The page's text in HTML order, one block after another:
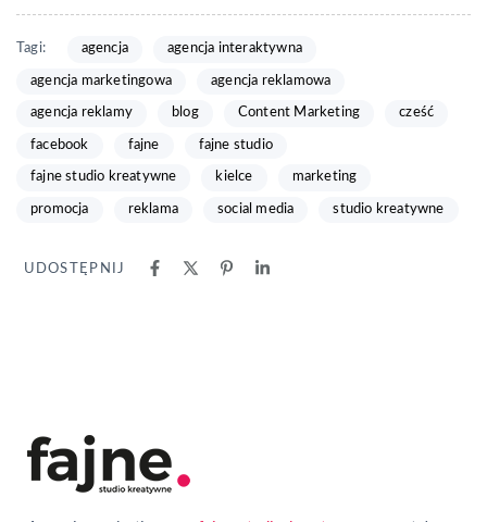
Tagi: agencja agencja interaktywna
agencja marketingowa agencja reklamowa
agencja reklamy blog Content Marketing cześć
facebook fajne fajne studio
fajne studio kreatywne kielce marketing
promocja reklama social media studio kreatywne
UDOSTĘPNIJ